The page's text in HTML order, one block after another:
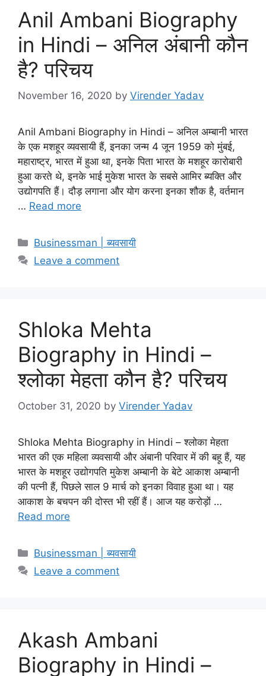
Anil Ambani Biography
in Hindi – अनिल अंबानी कौन
है? परिचय
November 16, 2020 by Virender Yadav
Anil Ambani Biography in Hindi – अनिल अम्बानी भारत
के एक मशहूर व्यवसायी हैं, इनका जन्म 4 जून 1959 को मुंबई,
महाराष्ट्र, भारत में हुआ था, इनके पिता भारत के मशहूर कारोबारी
हुआ करते थे, इनके भाई मुकेश भारत के सबसे आमिर ब्यक्ति और
उद्योगपति हैं। दौड़ लगाना और योग करना इनका शौक है, वर्तमान
… Read more
Categories
Businessman | ब्यवसायी
Leave a comment
Shloka Mehta
Biography in Hindi –
श्लोका मेहता कौन है? परिचय
October 31, 2020 by Virender Yadav
Shloka Mehta Biography in Hindi – श्लोका मेहता
भारत की एक महिला व्यवसायी और अंबानी परिवार में की बहू हैं, यह
भारत के मशहूर उद्योगपति मुकेश अम्बानी के बेटे आकाश अम्बानी
की पत्नी हैं, पिछले साल 9 मार्च को इनका विवाह हुआ था। यह
आकाश के बचपन की दोस्त भी रहीं हैं। आज यह करोड़ों …
Read more
Categories
Businessman | ब्यवसायी
Leave a comment
Akash Ambani
Biography in Hindi –